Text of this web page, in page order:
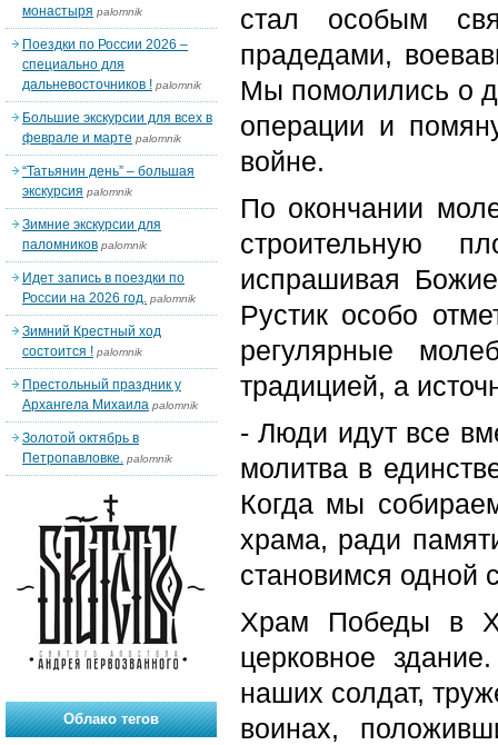
стал особым
прадедами,
Мы помолились о
операции и
войне.
По окончании
строительную
испрашивая
Рустик особо
регулярные
традицией, а
- Люди идут все
молитва в
Когда мы
храма, ради
становимся одной
Храм Победы в
церковное
наших солдат,
воинах,
монастыря palomnik
Поездки по России 2026 –
специально для
дальневосточников ! palomnik
Большие экскурсии для всех в
феврале и марте palomnik
“Татьянин день” – большая
экскурсия palomnik
Зимние экскурсии для
паломников palomnik
Идет запись в поездки по
России на 2026 год. palomnik
Зимний Крестный ход
состоится ! palomnik
Престольный праздник у
Архангела Михаила palomnik
Золотой октябрь в
Петропавловке. palomnik
Облако тегов